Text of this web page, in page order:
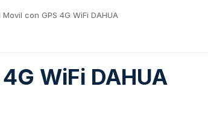
Movil con GPS 4G WiFi DAHUA
WiFi DAHUA